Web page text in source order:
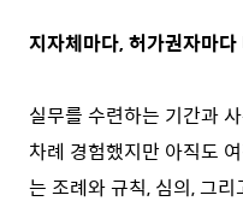
지자체마다, 허가권자마
실무를 수련하는 기간과
차례 경험했지만 아직도
는 조례와 규칙, 심의, 그